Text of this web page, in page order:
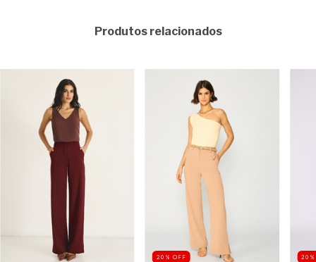
Produtos relacionados
20 % OFF 20